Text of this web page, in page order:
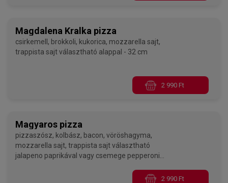
Magdalena Kralka pizza
csirkemell, brokkoli, kukorica, mozzarella sajt,
trappista sajt választható alappal - 32 cm
2 990 Ft
Magyaros pizza
pizzaszósz, kolbász, bacon, vöröshagyma,
mozzarella sajt, trappista sajt választható
jalapeno paprikával vagy csemege pepperoni
2 990 Ft